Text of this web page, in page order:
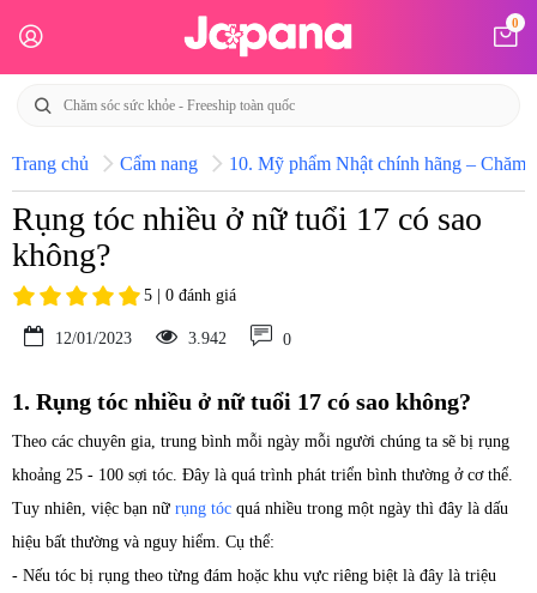
0
Trang chủ Cẩm nang 10. Mỹ phẩm Nhật chính hãng – Chăm
Rụng tóc nhiều ở nữ tuổi 17 có sao
không?
5 | 0 đánh giá
12/01/2023 3.942 0
1. Rụng tóc nhiều ở nữ tuổi 17 có sao không?
Theo các chuyên gia, trung bình mỗi ngày mỗi người chúng ta sẽ bị rụng
khoảng 25 - 100 sợi tóc. Đây là quá trình phát triển bình thường ở cơ thể.
Tuy nhiên, việc bạn nữ rụng tóc quá nhiều trong một ngày thì đây là dấu
hiệu bất thường và nguy hiểm. Cụ thể:
- Nếu tóc bị rụng theo từng đám hoặc khu vực riêng biệt là đây là triệu